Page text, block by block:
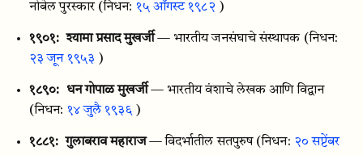
नोबेल पुरस्कार (निधन: १५ ऑगस्ट १९८२ )
१९०१: श्यामा प्रसाद मुखर्जी — भारतीय जनसंघाचे संस्थापक (निधन:
२३ जून १९५३ )
१८९०: धन गोपाळ मुखर्जी — भारतीय वंशाचे लेखक आणि विद्वान
(निधन: १४ जुलै १९३६)
१८८१: गुलाबराव महाराज — विदर्भातील सतपुरुष (निधन: २० सप्टेंबर